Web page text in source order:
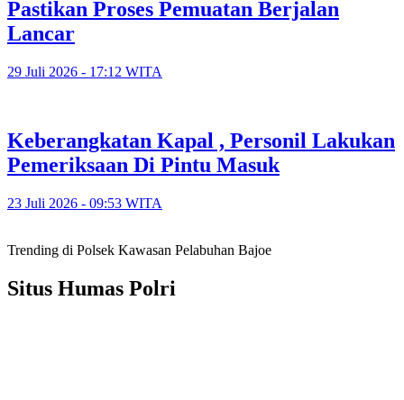
Pastikan Proses Pemuatan Berjalan
Lancar
29 Juli 2026 - 17:12 WITA
Keberangkatan Kapal , Personil Lakukan
Pemeriksaan Di Pintu Masuk
23 Juli 2026 - 09:53 WITA
Trending di Polsek Kawasan Pelabuhan Bajoe
Situs Humas Polri